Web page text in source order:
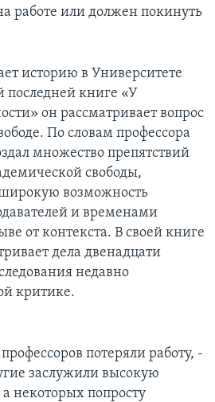
работе или должен покинуть
историю в Университете
последней книге «У
он рассматривает вопрос
По словам профессора
множество препятствий
свободы,
возможность
и временами
от контекста. В своей книге
дела двенадцати
недавно
критике.
потеряли работу, -
заслужили высокую
некоторых попросту